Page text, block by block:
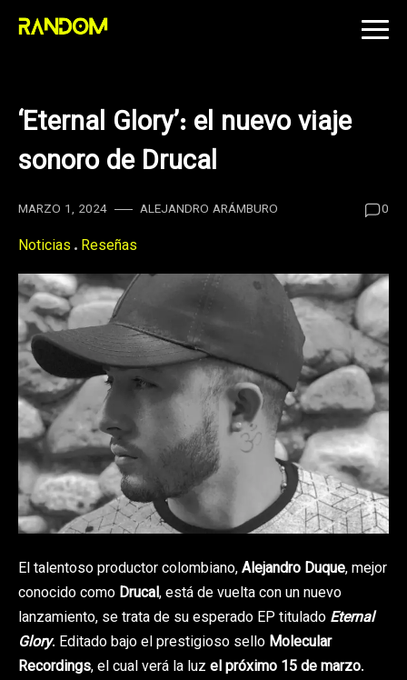
Skip
‘Eternal Glory’: el nuevo viaje
sonoro de Drucal
MARZO 1, 2024 ALEJANDRO ARÁMBURO 0
Noticias Reseñas
El talentoso productor colombiano,Alejandro Duque, mejor
conocido como Drucal, está de vuelta con un nuevo
lanzamiento, se trata de su esperado EP titulado Eternal
Glory. Editado bajo el prestigioso sello Molecular
Recordings, el cual verá la luz el próximo 15 de marzo.